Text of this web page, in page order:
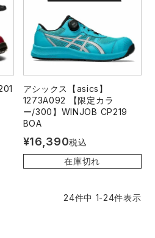
アシックス【asics】
1273A092 【限定カラ
ー/300】WINJOB CP219
BOA
¥16,390税込
在庫切れ
24件中 1-24件表示